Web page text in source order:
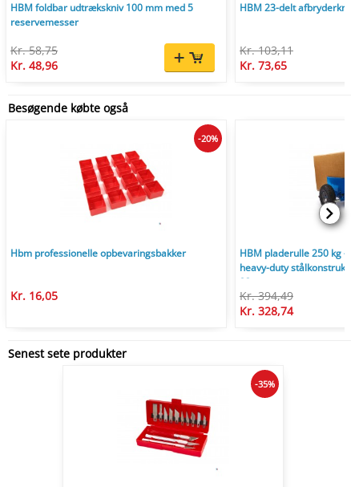
HBM foldbar udtrækskniv 100 mm med 5
reservemesser
Kr. 58,75
Kr. 48,96
HBM 23-delt
Kr. 103,11
Kr. 73,65
Besøgende købte også
Hbm professionelle opbevaringsbakker
Kr. 16,05
-20%
HBM pladerulle 250 kg –
heavy-duty
23 cm.
Kr. 394,49
Kr. 328,74
Senest sete produkter
-35%